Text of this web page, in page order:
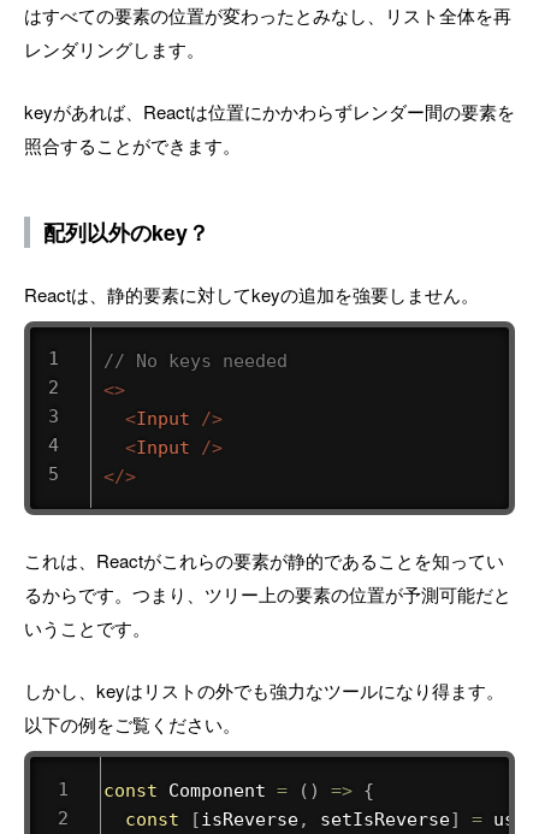
はすべての要素の位置が変わったとみなし、リスト全体を再
レンダリングします。
keyがあれば、Reactは位置にかかわらずレンダー間の要素を
照合することができます。
配列以外のkey？
Reactは、静的要素に対してkeyの追加を強要しません。
// No keys needed
<>
<Input
/>
<Input
/>
</>
これは、Reactがこれらの要素が静的であることを知ってい
るからです。つまり、ツリー上の要素の位置が予測可能だと
いうことです。
しかし、keyはリストの外でも強力なツールになり得ます。
以下の例をご覧ください。
const Component = ( ) => {
const
[isReverse, setIsReverse] =